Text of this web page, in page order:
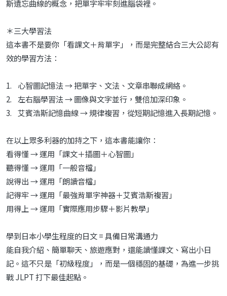
斯遺忘曲線的概念，把單字牢牢刻進腦袋裡。
＊三大學習法
這本書不是要你「看課文＋背單字」，而是完整結合三大公認有
效的學習方法：
1. 心智圖記憶法 → 把單字、文法、文章串聯成網絡。
2. 左右腦學習法 → 圖像與文字並行，雙倍加深印象。
3. 艾賓浩斯記憶曲線 → 規律複習，從短期記憶進入長期記憶。
在以上眾多利器的加持之下，這本書能讓你：
看得懂 → 運用「課文＋插圖＋心智圖」
聽得懂 → 運用「一般音檔」
說得出 → 運用「朗讀音檔」
記得牢 → 運用「最強背單字神器＋艾賓浩斯複習」
用得上 → 運用「實際應用步驟＋影片教學」
學到日本小學生程度的日文 = 具備日常溝通力
能自我介紹、簡單聊天、旅遊應對，還能讀懂課文、寫出小日
記。這不只是「初級程度」，而是一個穩固的基礎，為進一步挑
戰 JLPT 打下最佳起點。